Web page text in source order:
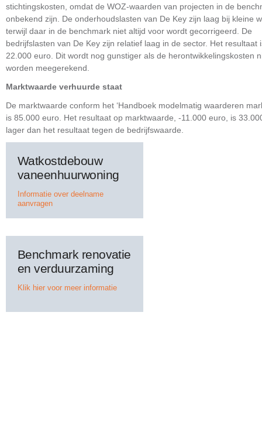
stichtingskosten, omdat de WOZ-waarden van projecten in de
onbekend zijn. De onderhoudslasten van De Key zijn laag bij kleine
terwijl daar in de benchmark niet altijd voor wordt gecorrigeerd. De
bedrijfslasten van De Key zijn relatief laag in de sector. Het resultaat
22.000 euro. Dit wordt nog gunstiger als de herontwikkelingskosten
worden meegerekend.
Marktwaarde verhuurde staat
De marktwaarde conform het ‘Handboek modelmatig waarderen
is 85.000 euro. Het resultaat op marktwaarde, -11.000 euro, is
lager dan het resultaat tegen de bedrijfswaarde.
Watkostdebouw
vaneenhuurwoning
Informatie over deelname
aanvragen
Benchmark renovatie
en verduurzaming
Klik hier voor meer informatie